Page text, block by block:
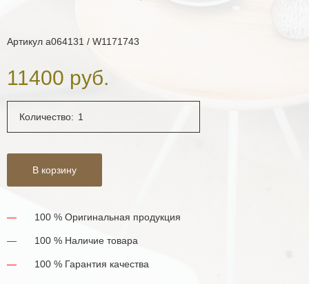
Артикул a064131 / W1171743
11400 руб.
Количество:
В корзину
100 % Оригинальная продукция
100 % Наличие товара
100 % Гарантия качества